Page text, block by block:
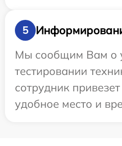
5
Мы сообщим Вам о
тестировании
сотрудник
удобное место и